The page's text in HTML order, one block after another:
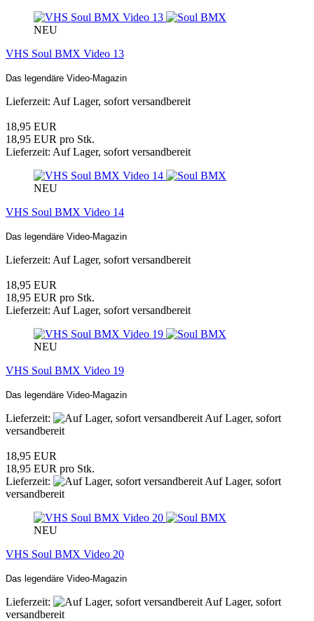
NEU
VHS Soul BMX Video 13
Das legendäre Video-Magazin
Lieferzeit: Auf Lager, sofort versandbereit
18,95 EUR
18,95 EUR pro Stk.
Lieferzeit: Auf Lager, sofort versandbereit
NEU
VHS Soul BMX Video 14
Das legendäre Video-Magazin
Lieferzeit: Auf Lager, sofort versandbereit
18,95 EUR
18,95 EUR pro Stk.
Lieferzeit: Auf Lager, sofort versandbereit
NEU
VHS Soul BMX Video 19
Das legendäre Video-Magazin
Lieferzeit:
Auf Lager, sofort
versandbereit
18,95 EUR
18,95 EUR pro Stk.
Lieferzeit:
Auf Lager, sofort
versandbereit
NEU
VHS Soul BMX Video 20
Das legendäre Video-Magazin
Lieferzeit:
Auf Lager, sofort
versandbereit